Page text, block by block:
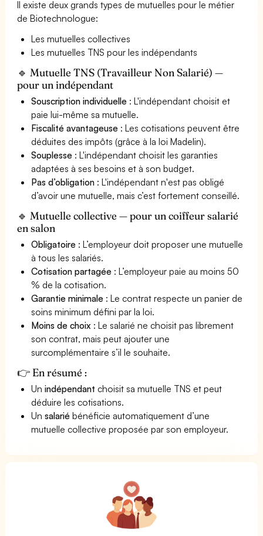
Il existe deux grands types de mutuelles pour le métier
de Biotechnologue:
Les mutuelles collectives
Les mutuelles TNS pour les indépendants
🔹 Mutuelle TNS (Travailleur Non Salarié) —
pour un indépendant
Souscription individuelle : L'indépendant choisit et
paie lui-même sa mutuelle.
Fiscalité avantageuse : Les cotisations peuvent être
déduites des impôts (grâce à la loi Madelin).
Souplesse : L'indépendant choisit les garanties
adaptées à ses besoins et à son budget.
Pas d’obligation : L'indépendant n'est pas obligé
d’avoir une mutuelle, mais c’est fortement conseillé.
🔹 Mutuelle collective — pour un coiffeur salarié
en salon
Obligatoire : L’employeur doit proposer une mutuelle
à tous les salariés.
Cotisation partagée : L’employeur paie au moins 50
% de la cotisation.
Garantie minimale : Le contrat respecte un panier de
soins minimum défini par la loi.
Moins de choix : Le salarié ne choisit pas librement
son contrat, mais peut ajouter une
surcomplémentaire s’il le souhaite.
👉 En résumé :
Unindépendant choisit sa mutuelle TNS et peut
déduire les cotisations.
Unsalarié bénéficie automatiquement d’une
mutuelle collective proposée par son employeur.